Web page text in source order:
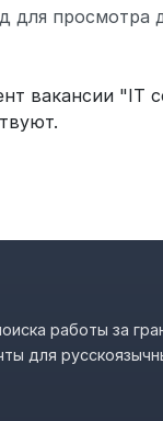
для просмотра
вакансии "IT
работы за
для